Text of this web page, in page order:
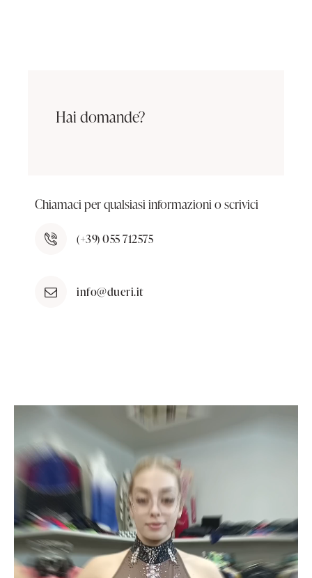
Hai domande?
Chiamaci per qualsiasi informazioni o scrivici
(+39) 055 712575
info@dueri.it